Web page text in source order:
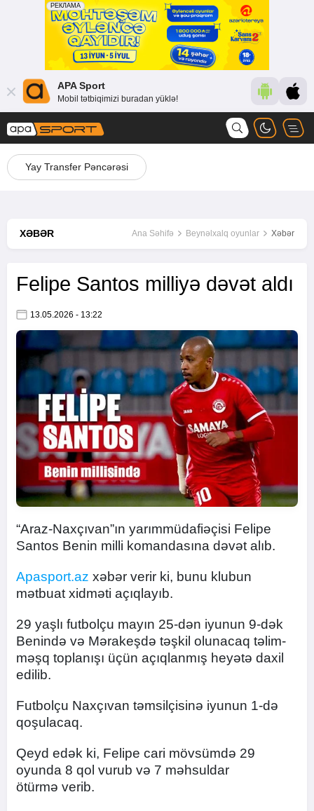
APA Sport
Mobil tətbiqimizi buradan yüklə!
Yay Transfer Pəncərəsi
XƏBƏR Ana Səhifə Beynəlxalq oyunlar Xəbər
Felipe Santos milliyə dəvət aldı
13.05.2026 - 13:22
“Araz-Naxçıvan”ın yarımmüdafiəçisi Felipe
Santos Benin milli komandasına dəvət alıb.
Apasport.az xəbər verir ki, bunu klubun
mətbuat xidməti açıqlayıb.
29 yaşlı futbolçu mayın 25-dən iyunun 9-dək
Benində və Mərakeşdə təşkil olunacaq təlim-
məşq toplanışı üçün açıqlanmış heyətə daxil
edilib.
Futbolçu Naxçıvan təmsilçisinə iyunun 1-də
qoşulacaq.
Qeyd edək ki, Felipe cari mövsümdə 29
oyunda 8 qol vurub və 7 məhsuldar
ötürmə verib.